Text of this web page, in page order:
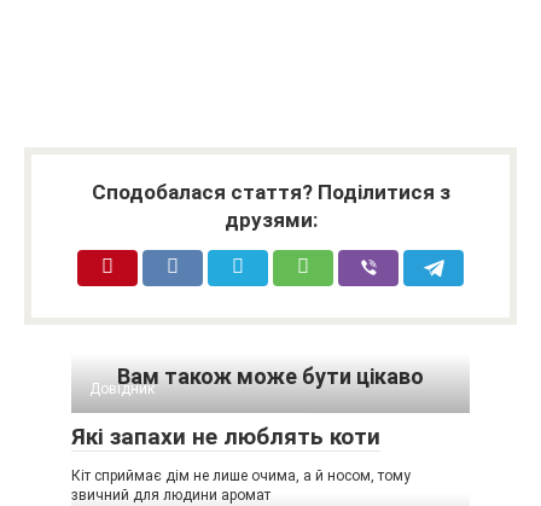
Сподобалася стаття? Поділитися з
друзями:
Вам також може бути цікаво
Довідник
Які запахи не люблять коти
Кіт сприймає дім не лише очима, а й носом, тому
звичний для людини аромат